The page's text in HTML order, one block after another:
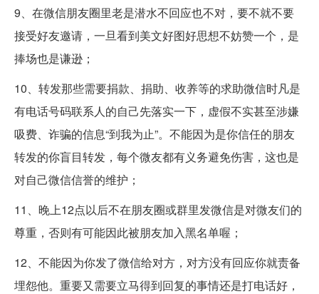
9、在微信朋友圈里老是潜水不回应也不对，要不就不要
接受好友邀请，一旦看到美文好图好思想不妨赞一个，是
捧场也是谦逊；
10、转发那些需要捐款、捐助、收养等的求助微信时凡是
有电话号码联系人的自己先落实一下，虚假不实甚至涉嫌
吸费、诈骗的信息“到我为止”。不能因为是你信任的朋友
转发的你盲目转发，每个微友都有义务避免伤害，这也是
对自己微信信誉的维护；
11、晚上12点以后不在朋友圈或群里发微信是对微友们的
尊重，否则有可能因此被朋友加入黑名单喔；
12、不能因为你发了微信给对方，对方没有回应你就责备
埋怨他。重要又需要立马得到回复的事情还是打电话好，